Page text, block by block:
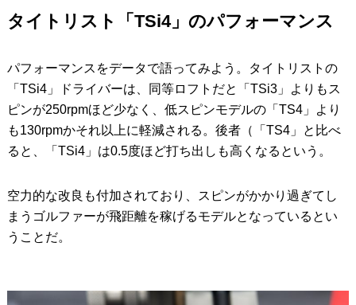
タイトリスト「TSi4」のパフォーマンス
パフォーマンスをデータで語ってみよう。タイトリストの
「TSi4」ドライバーは、同等ロフトだと「TSi3」よりもス
ピンが250rpmほど少なく、低スピンモデルの「TS4」より
も130rpmかそれ以上に軽減される。後者（「TS4」と比べ
ると、「TSi4」は0.5度ほど打ち出しも高くなるという。
空力的な改良も付加されており、スピンがかかり過ぎてし
まうゴルファーが飛距離を稼げるモデルとなっているとい
うことだ。